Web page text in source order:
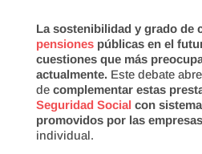
La sostenibilidad y grado de
pensionespúblicas en el
cuestiones que más
actualmente.Este debate
de complementar estas
Seguridad Social con
promovidos por las empresas
individual.